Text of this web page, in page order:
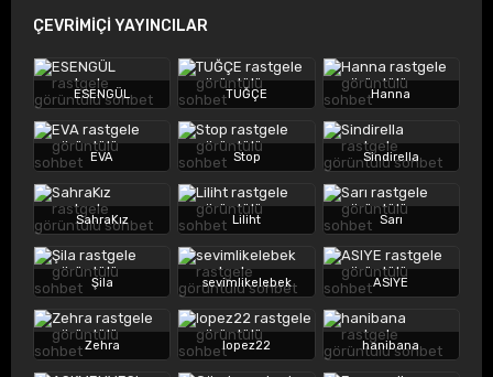
ÇEVRİMİÇİ YAYINCILAR
ESENGÜL TUĞÇE Hanna
EVA Stop Sindirella
SahraKız Liliht Sarı
Şila sevimlikelebek ASIYE
Zehra lopez22 hanibana